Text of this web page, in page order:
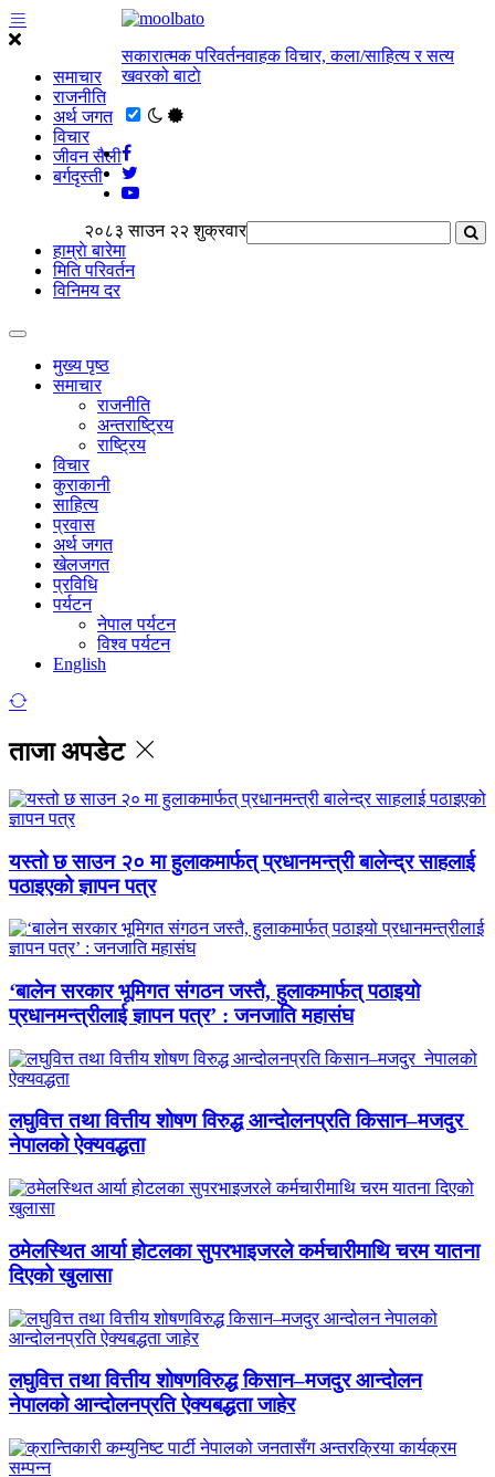
समाचार
राजनीति
अर्थ जगत
विचार
जीवन सैली
बर्गदृस्ती
सकारात्मक परिवर्तनवाहक विचार, कला/साहित्य र सत्य
खवरको बाटाे
२०८३ साउन २२ शुक्रवार
हाम्राे बारेमा
मिति परिवर्तन
विनिमय दर
मुख्य पृष्ठ
समाचार
राजनीति
अन्तराष्ट्रिय
राष्ट्रिय
विचार
कुराकानी
साहित्य
प्रवास
अर्थ जगत
खेलजगत
प्रविधि
पर्यटन
नेपाल पर्यटन
विश्व पर्यटन
English
ताजा अपडेट
यस्तो छ साउन २० मा हुलाकमार्फत् प्रधानमन्त्री बालेन्द्र साहलाई
पठाइएको ज्ञापन पत्र
‘बालेन सरकार भूमिगत संगठन जस्तै, हुलाकमार्फत् पठाइयो
प्रधानमन्त्रीलाई ज्ञापन पत्र’ : जनजाति महासंघ
लघुवित्त तथा वित्तीय शोषण विरुद्ध आन्दोलनप्रति किसान–मजदुर
नेपालको ऐक्यवद्धता
ठमेलस्थित आर्या होटलका सुपरभाइजरले कर्मचारीमाथि चरम यातना
दिएको खुलासा
लघुवित्त तथा वित्तीय शोषणविरुद्ध किसान–मजदुर आन्दोलन
नेपालको आन्दोलनप्रति ऐक्यबद्धता जाहेर